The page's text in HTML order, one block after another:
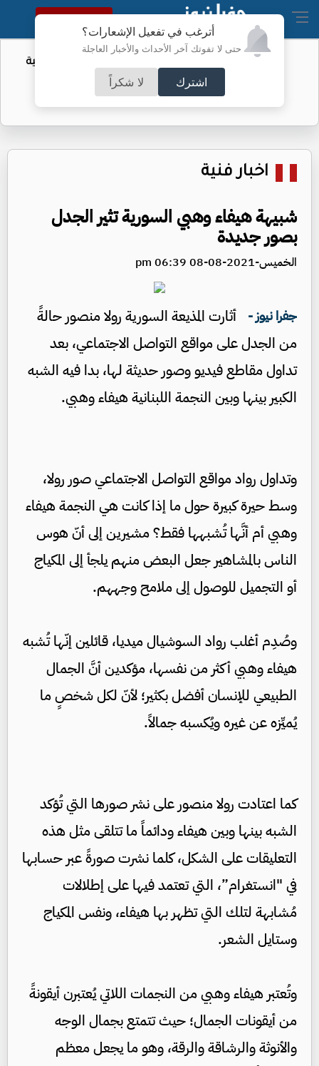
أترغب في تفعيل الإشعارات؟
حتى لا تفوتك آخر الأحداث والأخبار العاجلة
اشترك لا شكراً
النسخة الكاملة
أمر لتقييد حق اكتساب الجنسية الأميركية
بالولادة
اخبار فنية
شبيهة هيفاء وهبي السورية تثير الجدل
بصور جديدة
الخميس-2021-08-08 06:39 pm
جفرا نيوز -
أثارت المذيعة السورية رولا منصور حالةً
من الجدل على مواقع التواصل الاجتماعي، بعد
تداول مقاطع فيديو وصور حديثة لها، بدا فيه الشبه
الكبير بينها وبين النجمة اللبنانية هيفاء وهبي.
وتداول رواد مواقع التواصل الاجتماعي صور رولا،
وسط حيرة كبيرة حول ما إذا كانت هي النجمة هيفاء
وهبي أم أنَّها تُشبهها فقط؟ مشيرين إلى أنّ هوس
الناس بالمشاهير جعل البعض منهم يلجأ إلى المكياج
أو التجميل للوصول إلى ملامح وجههم.
وصُدِم أغلب رواد السوشيال ميديا، قائلين إنّها تُشبه
هيفاء وهبي أكثر من نفسها، مؤكدين أنَّ الجمال
الطبيعي للإنسان أفضل بكثير؛ لأنّ لكل شخصٍ ما
يُميِّزه عن غيره ويُكسبه جمالاً.
كما اعتادت رولا منصور على نشر صورها التي تُؤكد
الشبه بينها وبين هيفاء ودائماً ما تتلقى مثل هذه
التعليقات على الشكل، كلما نشرت صورةً عبر حسابها
في "انستغرام”، التي تعتمد فيها على إطلالات
مُشابهة لتلك التي تظهر بها هيفاء، ونفس المكياج
وستايل الشعر.
وتُعتبر هيفاء وهبي من النجمات اللاتي يُعتبرن أيقونةً
من أيقونات الجمال؛ حيث تتمتع بجمال الوجه
والأنوثة والرشاقة والرقة، وهو ما يجعل معظم